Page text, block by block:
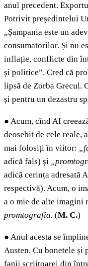
anul precedent.
Potrivit președintelui
„Șampania este un
consumatorilor. Și nu
inflație, conflicte din
și politice”. Cred că
lipsă de Zorba Grecul.
și pentru un dezastru
● Acum, cînd AI
deosebit de cele reale,
mai folosiți în viitor:
adică fals) și
adică cerința adresată
respectivă). Acum, o
a o mie de alte imagini
promtografia. (M. C.)
● Anul acesta se
Austen. Cu bonetele și
fanii scriitoarei din